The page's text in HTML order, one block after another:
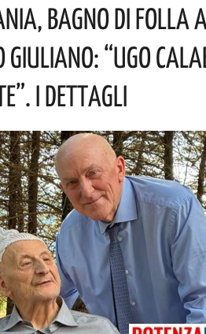
REALIZZAZIONE A PICERNO E MELFI DI SISTEMI DI ACCUMULO DI
SPORCO, UN IMPIANTO SU CINQUE NON È IN REGOLA: “IL PROBLEMA
Bagno Di Folla
Giuliano: “Ugo
I Dettagli